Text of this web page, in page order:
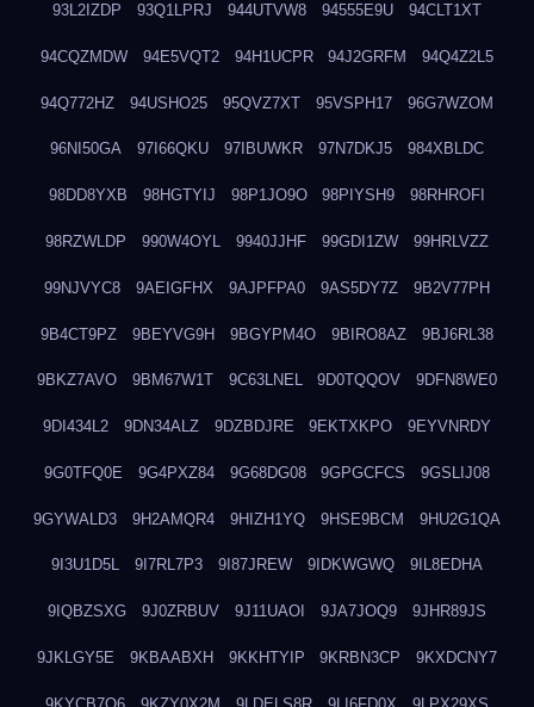
93L2IZDP 93Q1LPRJ 944UTVW8 94555E9U 94CLT1XT
94CQZMDW 94E5VQT2 94H1UCPR 94J2GRFM 94Q4Z2L5
94Q772HZ 94USHO25 95QVZ7XT 95VSPH17 96G7WZOM
96NI50GA 97I66QKU 97IBUWKR 97N7DKJ5 984XBLDC
98DD8YXB 98HGTYIJ 98P1JO9O 98PIYSH9 98RHROFI
98RZWLDP 990W4OYL 9940JJHF 99GDI1ZW 99HRLVZZ
99NJVYC8 9AEIGFHX 9AJPFPA0 9AS5DY7Z 9B2V77PH
9B4CT9PZ 9BEYVG9H 9BGYPM4O 9BIRO8AZ 9BJ6RL38
9BKZ7AVO 9BM67W1T 9C63LNEL 9D0TQQOV 9DFN8WE0
9DI434L2 9DN34ALZ 9DZBDJRE 9EKTXKPO 9EYVNRDY
9G0TFQ0E 9G4PXZ84 9G68DG08 9GPGCFCS 9GSLIJ08
9GYWALD3 9H2AMQR4 9HIZH1YQ 9HSE9BCM 9HU2G1QA
9I3U1D5L 9I7RL7P3 9I87JREW 9IDKWGWQ 9IL8EDHA
9IQBZSXG 9J0ZRBUV 9J11UAOI 9JA7JOQ9 9JHR89JS
9JKLGY5E 9KBAABXH 9KKHTYIP 9KRBN3CP 9KXDCNY7